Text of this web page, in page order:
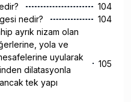
104
nedir?
104
ayrık nizam olan
yola ve
uyularak
dilatasyonla
tek yapı
105